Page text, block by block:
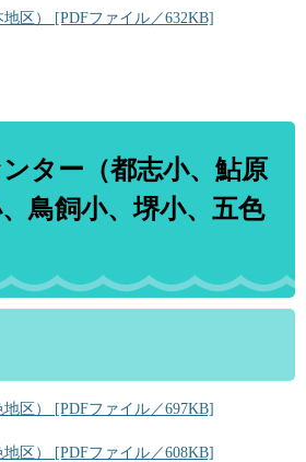
区） [PDFファイル／632KB]
ター（都志小、鮎原
鳥飼小、堺小、五色
区） [PDFファイル／697KB]
区） [PDFファイル／608KB]